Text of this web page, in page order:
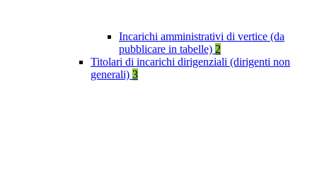
Incarichi amministrativi di vertice (da
pubblicare in tabelle) 2
Titolari di incarichi dirigenziali (dirigenti non
generali) 3